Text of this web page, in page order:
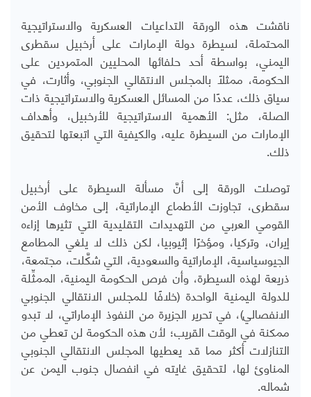
ناقشت هذه الورقة التداعيات العسكرية والاستراتيجية
المحتملة، لسيطرة دولة الإمارات على أرخبيل سقطرى
اليمني، بواسطة أحد حلفائها المحليين المتمردين على
الحكومة، ممثلًا بالمجلس الانتقالي الجنوبي، وأثارت، في
سياق ذلك، عددًا من المسائل العسكرية والاستراتيجية ذات
الصلة، مثل: الأهمية الاستراتيجية للأرخبيل، وأهداف
الإمارات من السيطرة عليه، والكيفية التي اتبعتها لتحقيق
ذلك.
توصلت الورقة إلى أنَّ مسألة السيطرة على أرخبيل
سقطرى، تجاوزت الأطماع الإماراتية، إلى مخاوف الأمن
القومي العربي من التهديدات التقليدية التي تثيرها إزاءه
إيران، وتركيا، ومؤخرًا إثيوبيا، لكن ذلك لا يلغي المطامع
الجيوسياسية، الإماراتية والسعودية، التي شكَّلت، مجتمعة،
ذريعة لهذه السيطرة، وأن فرص الحكومة اليمنية، الممثِّلة
للدولة اليمنية الواحدة (خلافًا للمجلس الانتقالي الجنوبي
الانفصالي)، في تحرير الجزيرة من النفوذ الإماراتي، لا تبدو
ممكنة في الوقت القريب؛ لأن هذه الحكومة لن تعطي من
التنازلات أكثر مما قد يعطيها المجلس الانتقالي الجنوبي
المناوئ لها، لتحقيق غايته في انفصال جنوب اليمن عن
شماله.